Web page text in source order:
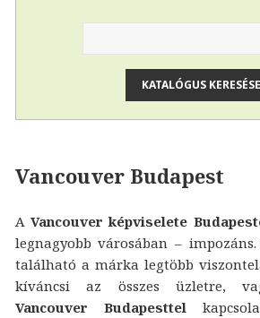
Vancouver Budapest
A Vancouver képviselete
legnagyobb városában –
található a márka legtöbb
kíváncsi az összes üzletre,
Vancouver Budapesttel